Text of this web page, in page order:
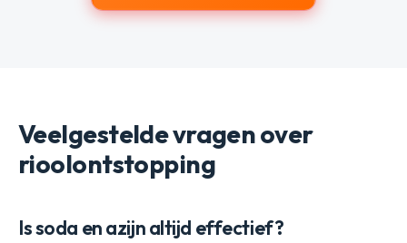
Veelgestelde vragen over
rioolontstopping
Is soda en azijn altijd effectief?